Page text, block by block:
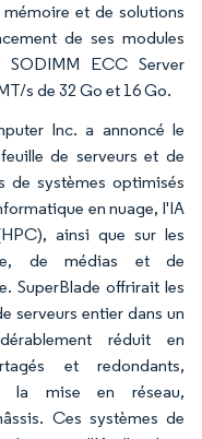
et de solutions
de ses modules
ECC Server
s de 32 Go et 16 Go.
Inc. a annoncé le
de serveurs et de
de systèmes optimisés
en nuage, l'IA
ainsi que sur les
de médias et de
SuperBlade offrirait les
serveurs entier dans un
réduit en
et redondants,
la mise en réseau,
Ces systèmes de